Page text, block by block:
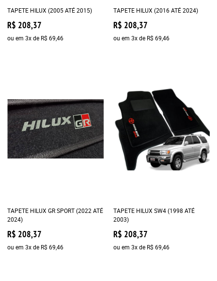
TAPETE HILUX (2005 ATÉ 2015)
R$ 208,37
ou em 3xde R$ 69,46
TAPETE HILUX (2016 ATÉ 2024)
R$ 208,37
ou em 3xde R$ 69,46
TAPETE HILUX GR SPORT (2022 ATÉ
2024)
R$ 208,37
ou em 3xde R$ 69,46
TAPETE HILUX SW4 (1998 ATÉ
2003)
R$ 208,37
ou em 3xde R$ 69,46